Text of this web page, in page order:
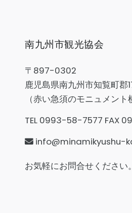
南九州市観光協会
〒897-0302
鹿児島県南九州市知覧町郡
（赤い急須のモニュメント
TEL 0993-58-7577 FAX
info@minamikyushu-
お気軽にお問合せください。